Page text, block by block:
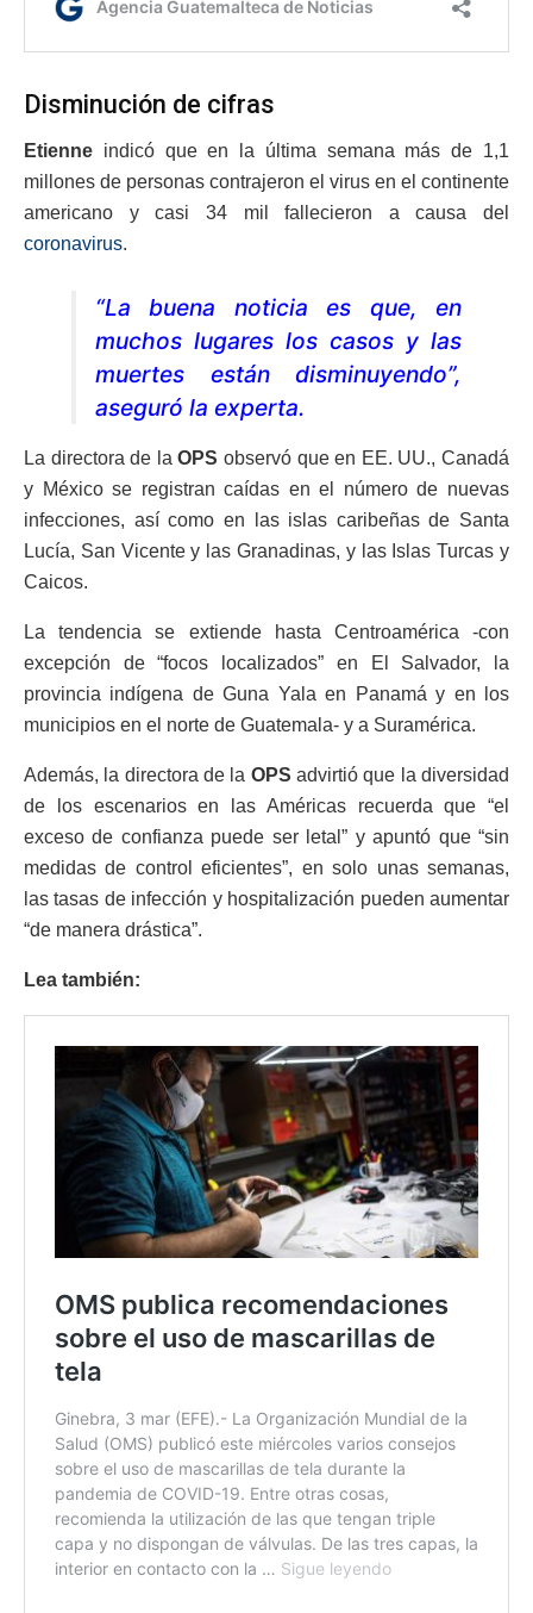
Disminución de cifras
Etienne indicó que en la última semana más de 1,1
millones de personas contrajeron el virus en el continente
americano y casi 34 mil fallecieron a causa del
coronavirus.
“La buena noticia es que, en
muchos lugares los casos y las
muertes están disminuyendo”,
aseguró la experta.
La directora de laOPS observó que en EE. UU., Canadá
y México se registran caídas en el número de nuevas
infecciones, así como en las islas caribeñas de Santa
Lucía, San Vicente y las Granadinas, y las Islas Turcas y
Caicos.
La tendencia se extiende hasta Centroamérica -con
excepción de “focos localizados” en El Salvador, la
provincia indígena de Guna Yala en Panamá y en los
municipios en el norte de Guatemala- y a Suramérica.
Además, la directora de la OPS advirtió que la diversidad
de los escenarios en las Américas recuerda que “el
exceso de confianza puede ser letal” y apuntó que “sin
medidas de control eficientes”, en solo unas semanas,
las tasas de infección y hospitalización pueden aumentar
“de manera drástica”.
Lea también: